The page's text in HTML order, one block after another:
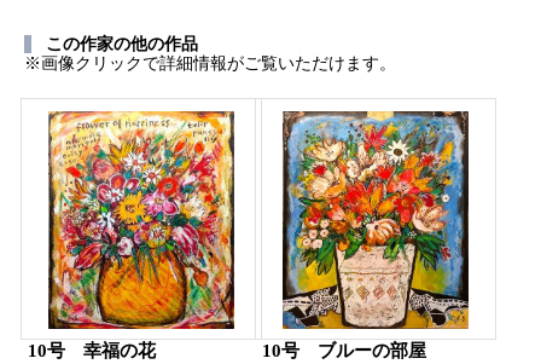
この作家の他の作品
※画像クリックで詳細情報がご覧いただけます。
10号 幸福の花 10号 ブルーの部屋